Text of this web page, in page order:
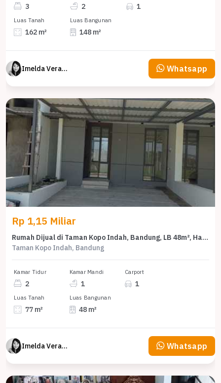
3 2 1
Luas Tanah
162 m²
Luas Bangunan
148 m²
Imelda Veranika Whatsapp
Rp 1,15 Miliar
Rumah Dijual di Taman Kopo Indah, Bandung, LB 48m², Harga Terbaik!
Taman Kopo Indah, Bandung
Kamar Tidur
2
Kamar Mandi
1
Carport
1
Luas Tanah
77 m²
Luas Bangunan
48 m²
Imelda Veranika Whatsapp